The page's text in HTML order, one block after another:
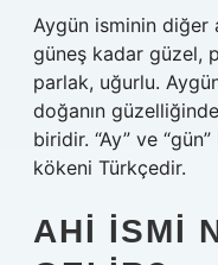
Aygün isminin diğer
güneş kadar güzel,
parlak, uğurlu.
doğanın
biridir. “Ay” ve
kökeni Türkçedir.
AHI ISMI